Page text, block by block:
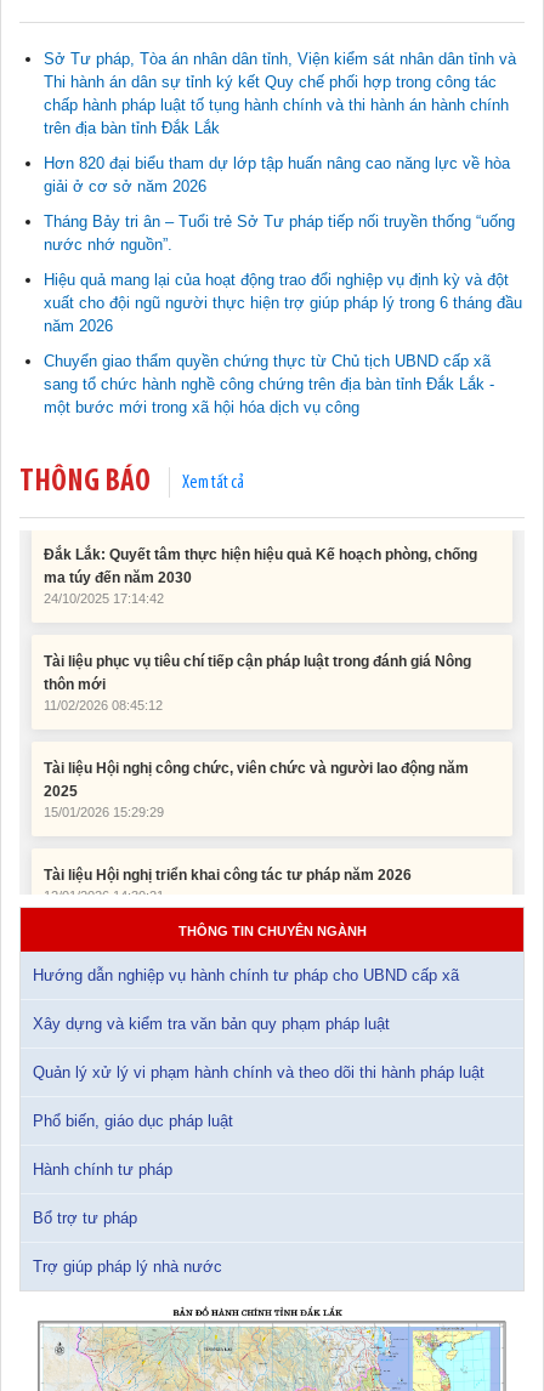
Sở Tư pháp, Tòa án nhân dân tỉnh, Viện kiểm sát nhân dân tỉnh và
Thi hành án dân sự tỉnh ký kết Quy chế phối hợp trong công tác
chấp hành pháp luật tố tụng hành chính và thi hành án hành chính
trên địa bàn tỉnh Đắk Lắk
Hơn 820 đại biểu tham dự lớp tập huấn nâng cao năng lực về hòa
giải ở cơ sở năm 2026
Tháng Bảy tri ân – Tuổi trẻ Sở Tư pháp tiếp nối truyền thống “uống
nước nhớ nguồn”.
Hiệu quả mang lại của hoạt động trao đổi nghiệp vụ định kỳ và đột
xuất cho đội ngũ người thực hiện trợ giúp pháp lý trong 6 tháng đầu
năm 2026
Chuyển giao thẩm quyền chứng thực từ Chủ tịch UBND cấp xã
sang tổ chức hành nghề công chứng trên địa bàn tỉnh Đắk Lắk -
một bước mới trong xã hội hóa dịch vụ công
THÔNG BÁO Xem tất cả
Tài liệu phục vụ tiêu chí tiếp cận pháp luật trong đánh giá Nông
thôn mới
11/02/2026 08:45:12
2025
15/01/2026 15:29:29
Tài liệu Hội nghị triển khai công tác tư pháp năm 2026
12/01/2026 14:30:21
Sổ tay tìm hiểu các quy định pháp luật về đăng ký doanh nghiệp và
pháp luật thuế thu nhập cá nhân
Đắk Lắk: Quyết tâm thực hiện hiệu quả Kế hoạch phòng, chống
ma túy đến năm 2030
24/10/2025 17:14:42
Tài liệu phục vụ tiêu chí tiếp cận pháp luật trong đánh giá Nông
11/02/2026 08:45:12
Tài liệu Hội nghị công chức, viên chức và người lao động năm
15/01/2026 15:29:29
Tài liệu Hội nghị triển khai công tác tư pháp năm 2026
Sổ tay tìm hiểu các quy định pháp luật về đăng ký doanh nghiệp và
pháp luật thuế thu nhập cá nhân
10/01/2026 15:22:31
ma túy đến năm 2030
THÔNG TIN CHUYÊN NGÀNH
Hướng dẫn nghiệp vụ hành chính tư pháp cho UBND cấp xã
Xây dựng và kiểm tra văn bản quy phạm pháp luật
Quản lý xử lý vi phạm hành chính và theo dõi thi hành pháp luật
Phổ biến, giáo dục pháp luật
Hành chính tư pháp
Bổ trợ tư pháp
Trợ giúp pháp lý nhà nước